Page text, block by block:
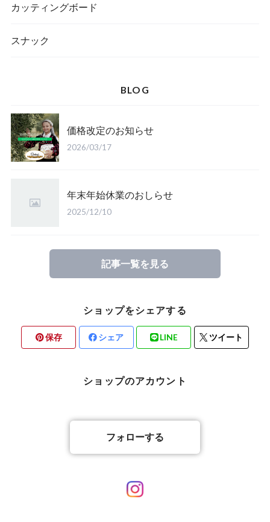
カッティングボード
スナック
BLOG
価格改定のお知らせ
2026/03/17
年末年始休業のおしらせ
2025/12/10
記事一覧を見る
ショップをシェアする
保存 シェア LINE ツイート
ショップのアカウント
フォローする